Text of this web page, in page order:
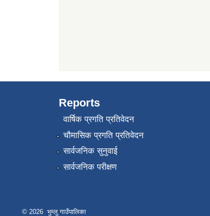
Reports
वार्षिक प्रगति प्रतिवेदन
चौमासिक प्रगति प्रतिवेदन
सार्वजनिक सुनुवाई
सार्वजनिक परीक्षण
© 2026 भुम्लु गाउँपालिका